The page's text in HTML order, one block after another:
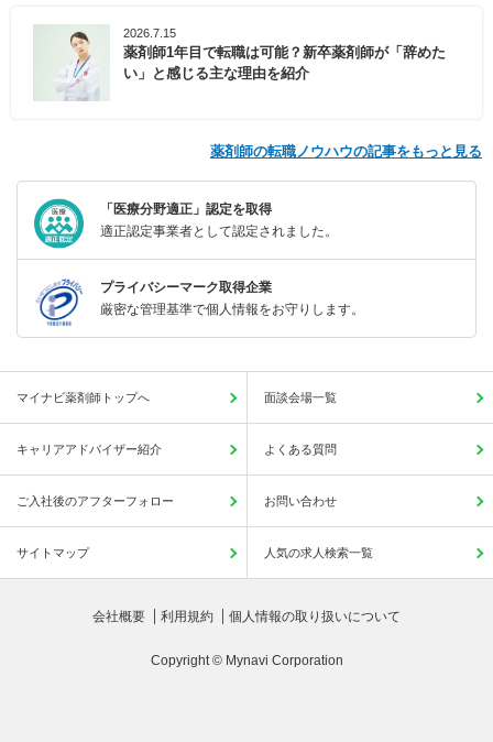
2026.7.15
薬剤師1年目で転職は可能？新卒薬剤師が「辞めた
い」と感じる主な理由を紹介
薬剤師の転職ノウハウの記事をもっと見る
「医療分野適正」認定を取得
適正認定事業者として認定されました。
プライバシーマーク取得企業
厳密な管理基準で個人情報をお守りします。
マイナビ薬剤師トップへ 面談会場一覧
キャリアアドバイザー紹介 よくある質問
ご入社後のアフターフォロー お問い合わせ
サイトマップ 人気の求人検索一覧
会社概要 利用規約 個人情報の取り扱いについて
Copyright © Mynavi Corporation